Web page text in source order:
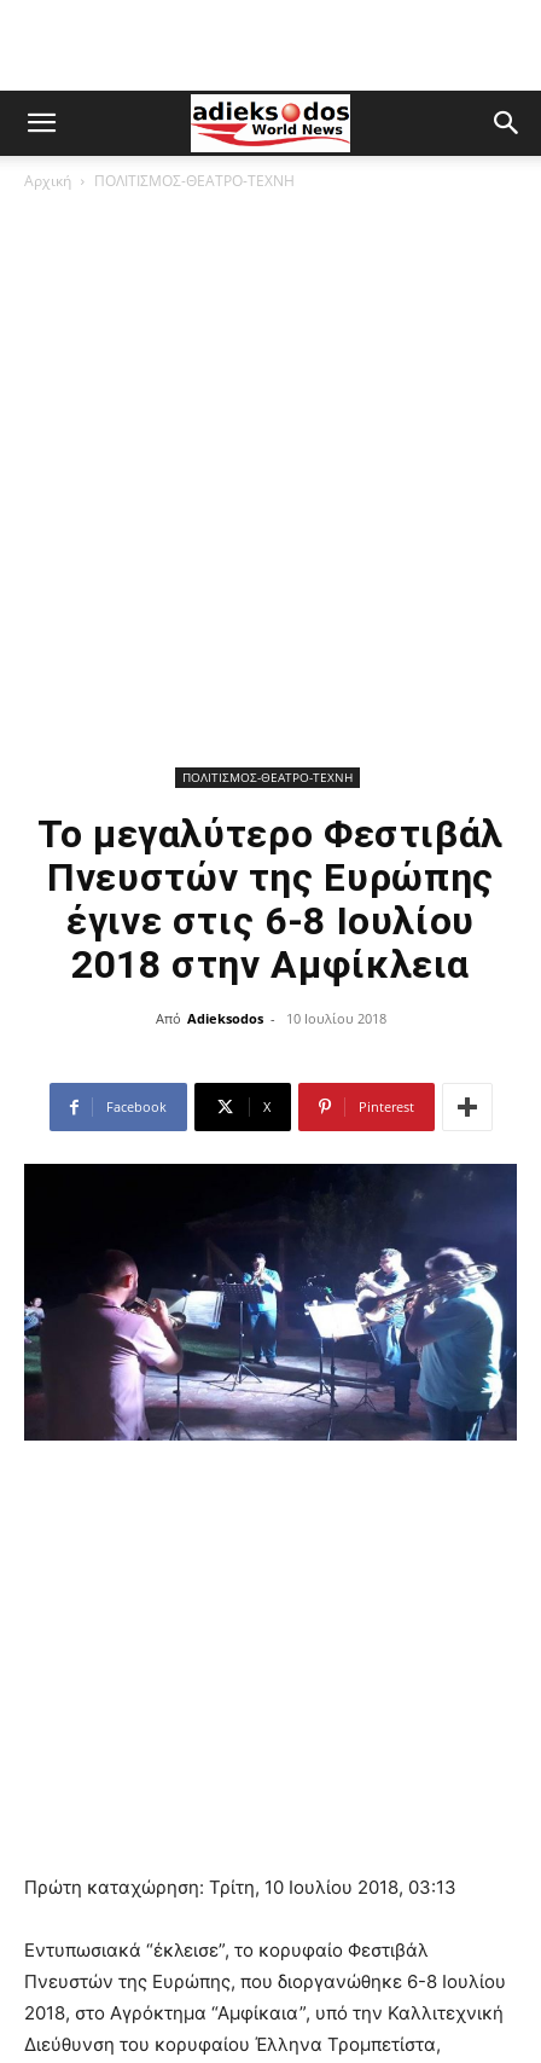
Αρχική ΠΟΛΙΤΙΣΜΟΣ-ΘΕΑΤΡΟ-ΤΕΧΝΗ
ΠΟΛΙΤΙΣΜΟΣ-ΘΕΑΤΡΟ-ΤΕΧΝΗ
Το μεγαλύτερο Φεστιβάλ
Πνευστών της Ευρώπης
έγινε στις 6-8 Ιουλίου
2018 στην Αμφίκλεια
Από Adieksodos - 10 Ιουλίου 2018
Facebook X Pinterest
Πρώτη καταχώρηση: Τρίτη, 10 Ιουλίου 2018, 03:13
Εντυπωσιακά “έκλεισε”, το κορυφαίο Φεστιβάλ
Πνευστών της Ευρώπης, που διοργανώθηκε 6-8 Ιουλίου
2018, στο Αγρόκτημα “Αμφίκαια”, υπό την Καλλιτεχνική
Διεύθυνση του κορυφαίου Έλληνα Τρομπετίστα,